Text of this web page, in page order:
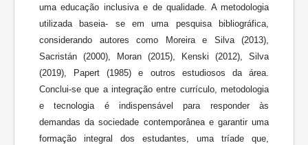
uma educação inclusiva e de qualidade. A metodologia
utilizada baseia- se em uma pesquisa bibliográfica,
considerando autores como Moreira e Silva (2013),
Sacristán (2000), Moran (2015), Kenski (2012), Silva
(2019), Papert (1985) e outros estudiosos da área.
Conclui-se que a integração entre currículo, metodologia
e tecnologia é indispensável para responder às
demandas da sociedade contemporânea e garantir uma
formação integral dos estudantes, uma tríade que,